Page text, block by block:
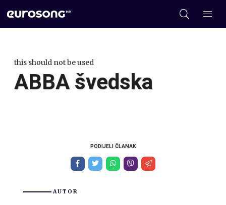
this should not be used
ABBA švedska
PODIJELI ČLANAK
AUTOR